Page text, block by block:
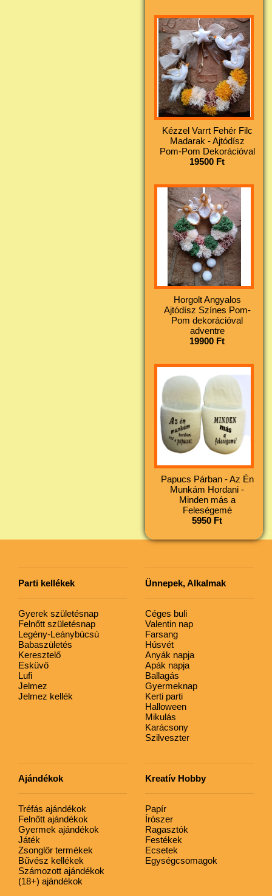
Kézzel Varrt Fehér Filc
Madarak - Ajtódísz
Pom-Pom Dekorációval
19500 Ft
Horgolt Angyalos
Ajtódísz Színes Pom-
Pom dekorációval
adventre
19900 Ft
Papucs Párban - Az Én
Munkám Hordani -
Minden más a
Feleségemé
5950 Ft
Parti kellékek
Gyerek születésnap
Felnőtt születésnap
Legény-Leánybúcsú
Babaszületés
Keresztelő
Esküvő
Lufi
Jelmez
Jelmez kellék
Ünnepek, Alkalmak
Céges buli
Valentin nap
Farsang
Húsvét
Anyák napja
Apák napja
Ballagás
Gyermeknap
Kerti parti
Halloween
Mikulás
Karácsony
Szilveszter
Ajándékok
Tréfás ajándékok
Felnőtt ajándékok
Gyermek ajándékok
Játék
Zsonglőr termékek
Bűvész kellékek
Számozott ajándékok
(18+) ajándékok
Kreatív Hobby
Papír
Írószer
Ragasztók
Festékek
Ecsetek
Egységcsomagok